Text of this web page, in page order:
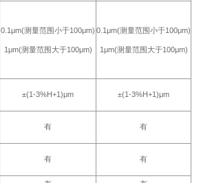
0.1μm(测量范围小于100μm)
1μm(测量范围大于100μm)
0.1μm(测量范围小于100μm)
1μm(测量范围大于100μm)
±(1-3%H+1)μm ±(1-3%H+1)μm
有 有
有 有